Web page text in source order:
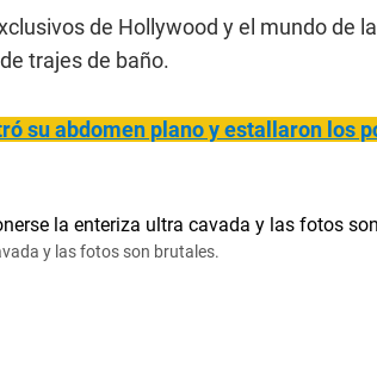
de Hollywood y el mundo de
trajes de baño.
su abdomen plano y estallaron los
y las fotos son brutales.